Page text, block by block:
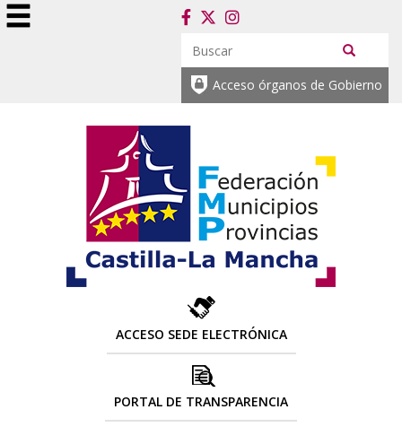
Acceso órganos de Gobierno
ACCESO SEDE ELECTRÓNICA
PORTAL DE TRANSPARENCIA